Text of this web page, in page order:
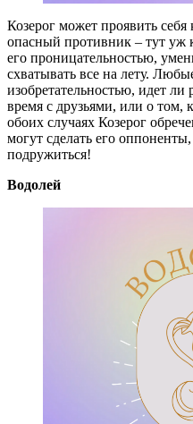
Козерог может проявить
опасный противник – тут уж
его проницательностью,
схватывать все на лету.
изобретательностью, идет ли
время с друзьями, или о том,
обоих случаях Козерог
могут сделать его
подружиться!
Водолей